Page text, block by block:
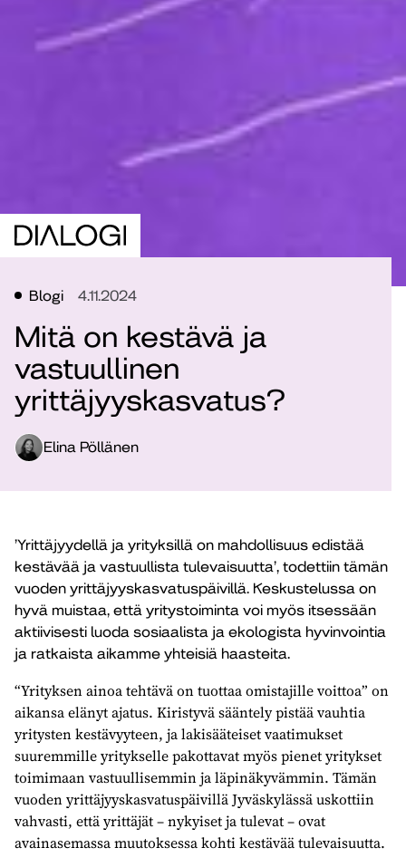
Blogi 4.11.2024
Mitä on kestävä ja
vastuullinen
yrittäjyyskasvatus?
Elina Pöllänen
’Yrittäjyydellä ja yrityksillä on mahdollisuus edistää
kestävää ja vastuullista tulevaisuutta’, todettiin tämän
vuoden yrittäjyyskasvatuspäivillä. Keskustelussa on
hyvä muistaa, että yritystoiminta voi myös itsessään
aktiivisesti luoda sosiaalista ja ekologista hyvinvointia
ja ratkaista aikamme yhteisiä haasteita.
“Yrityksen ainoa tehtävä on tuottaa omistajille voittoa” on
aikansa elänyt ajatus. Kiristyvä sääntely pistää vauhtia
yritysten kestävyyteen, ja lakisääteiset vaatimukset
suuremmille yritykselle pakottavat myös pienet yritykset
toimimaan vastuullisemmin ja läpinäkyvämmin. Tämän
vuoden yrittäjyyskasvatuspäivillä Jyväskylässä uskottiin
vahvasti, että yrittäjät – nykyiset ja tulevat – ovat
avainasemassa muutoksessa kohti kestävää tulevaisuutta.